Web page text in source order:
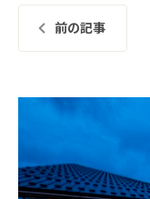
前の記事